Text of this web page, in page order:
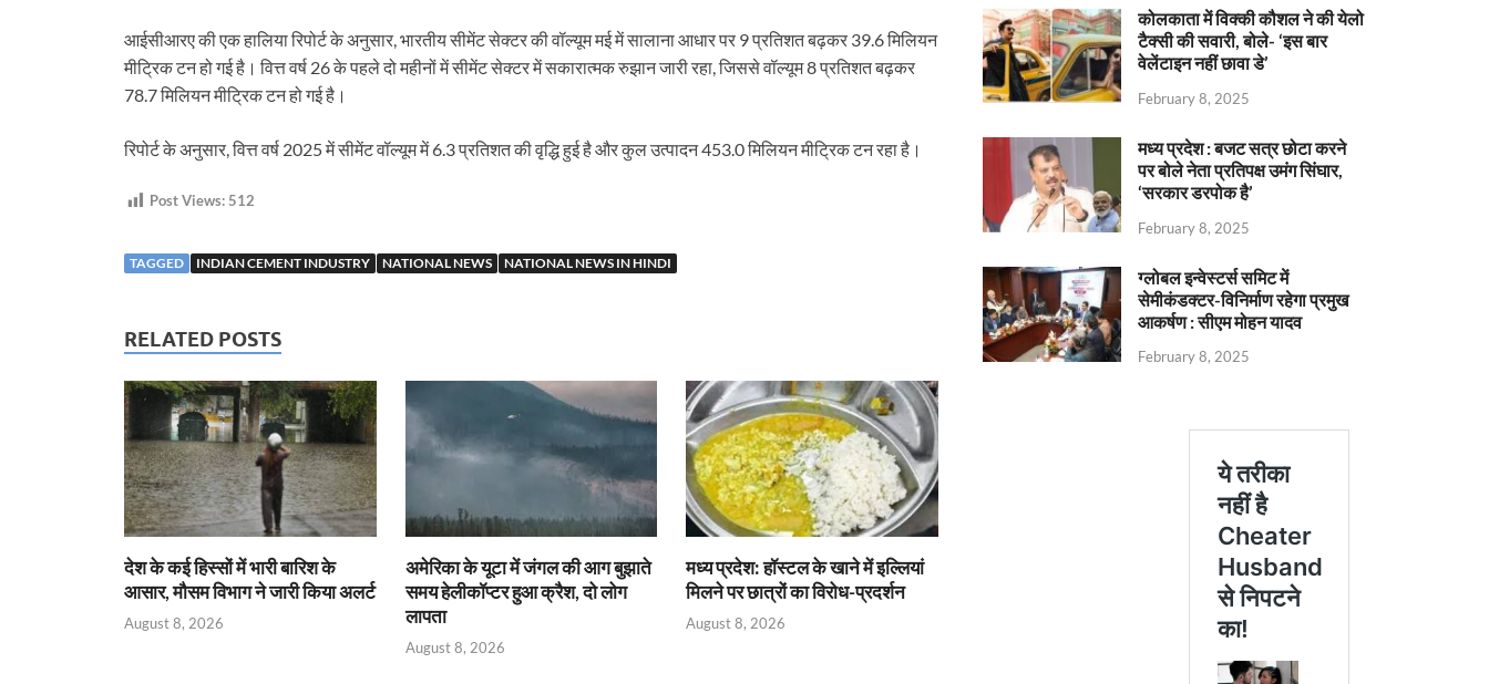
आईसीआरए की एक हालिया रिपोर्ट के अनुसार, भारतीय सीमेंट सेक्टर की वॉल्यूम मई में सालाना आधार पर 9 प्रतिशत बढ़कर 39.6 मिलियन
मीट्रिक टन हो गई है। वित्त वर्ष 26 के पहले दो महीनों में सीमेंट सेक्टर में सकारात्मक रुझान जारी रहा, जिससे वॉल्यूम 8 प्रतिशत बढ़कर
78.7 मिलियन मीट्रिक टन हो गई है।
रिपोर्ट के अनुसार, वित्त वर्ष 2025 में सीमेंट वॉल्यूम में 6.3 प्रतिशत की वृद्धि हुई है और कुल उत्पादन 453.0 मिलियन मीट्रिक टन रहा है।
Post Views: 512
TAGGED INDIAN CEMENT INDUSTRY NATIONAL NEWS NATIONAL NEWS IN HINDI
RELATED POSTS
देश के कई हिस्सों में भारी बारिश के
आसार, मौसम विभाग ने जारी किया अलर्ट
August 8, 2026
अमेरिका के यूटा में जंगल की आग बुझाते
समय हेलीकॉप्टर हुआ क्रैश, दो लोग
लापता
August 8, 2026
मध्य प्रदेश: हॉस्टल के खाने में इल्लियां
मिलने पर छात्रों का विरोध-प्रदर्शन
August 8, 2026
कोलकाता में विक्की कौशल ने की येलो
टैक्सी की सवारी, बोले- ‘इस बार
वेलेंटाइन नहीं छावा डे’
February 8, 2025
मध्य प्रदेश : बजट सत्र छोटा करने
पर बोले नेता प्रतिपक्ष उमंग सिंघार,
‘सरकार डरपोक है’
February 8, 2025
ग्लोबल इन्वेस्टर्स समिट में
सेमीकंडक्टर-विनिर्माण रहेगा प्रमुख
आकर्षण : सीएम मोहन यादव
February 8, 2025